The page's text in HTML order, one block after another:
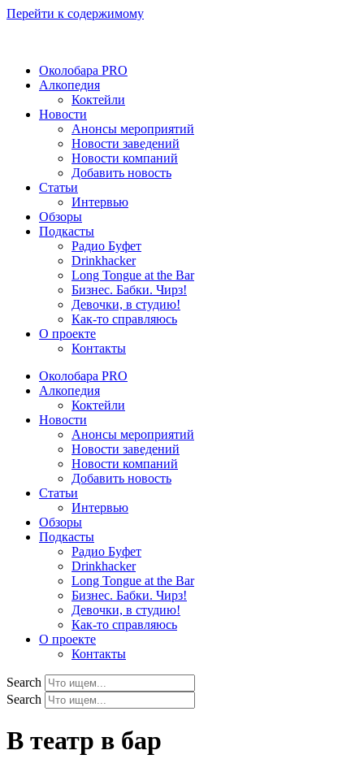
Перейти к содержимому
Околобара PRO
Алкопедия
Коктейли
Новости
Анонсы мероприятий
Новости заведений
Новости компаний
Добавить новость
Статьи
Интервью
Обзоры
Подкасты
Радио Буфет
Drinkhacker
Long Tongue at the Bar
Бизнес. Бабки. Чирз!
Девочки, в студию!
Как-то справляюсь
О проекте
Контакты
Околобара PRO
Алкопедия
Коктейли
Новости
Анонсы мероприятий
Новости заведений
Новости компаний
Добавить новость
Статьи
Интервью
Обзоры
Подкасты
Радио Буфет
Drinkhacker
Long Tongue at the Bar
Бизнес. Бабки. Чирз!
Девочки, в студию!
Как-то справляюсь
О проекте
Контакты
Search
Search
В театр в бар